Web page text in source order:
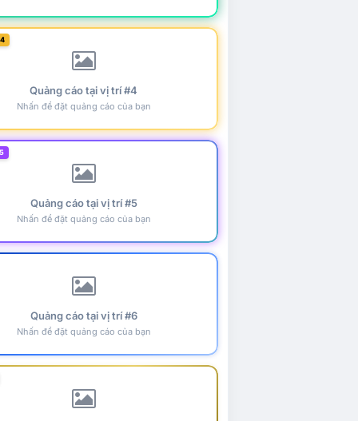
Quảng cáo tại vị trí #4
Nhấn để đặt quảng cáo của bạn
Quảng cáo tại vị trí #5
Nhấn để đặt quảng cáo của bạn
Quảng cáo tại vị trí #6
Nhấn để đặt quảng cáo của bạn